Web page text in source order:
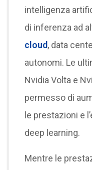
intelligenza
di inferenza ad
cloud, data
autonomi. Le
Nvidia Volta e
permesso di
le prestazioni e
deep learning.
Mentre le